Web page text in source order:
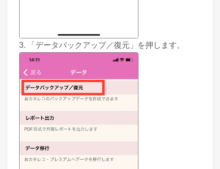
3. 「データバックアップ／復元」を押します。